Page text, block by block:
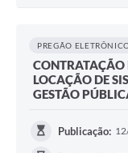
PREGÃO
CONTRATAÇÃO
LOCAÇÃO DE
GESTÃO
Publicação: